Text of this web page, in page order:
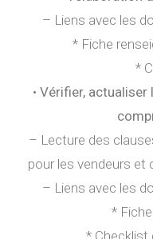
– Liens avec les
* Fiche
*
• Vérifier,
– Lecture des
pour les vendeurs et
– Liens avec les
* Fiche
* Checklist